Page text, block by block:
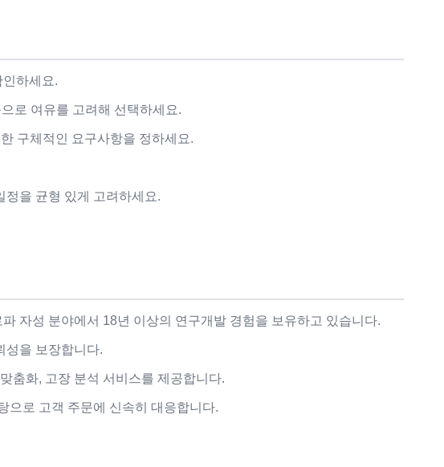
하세요.
로 여유를 고려해 선택하세요.
구체적인 요구사항을 정하세요.
정을 균형 있게 고려하세요.
자성 분야에서 18년 이상의 연구개발 경험을 보유하고 있습니다.
성을 보장합니다.
춤화, 고장 분석 서비스를 제공합니다.
으로 고객 주문에 신속히 대응합니다.